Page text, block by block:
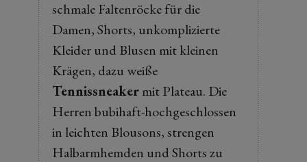
schmale Faltenröcke für die
Damen, Shorts, unkomplizierte
Kleider und Blusen mit kleinen
Krägen, dazu weiße
Tennissneakermit Plateau. Die
Herren bubihaft-hochgeschlossen
in leichten Blousons, strengen
Halbarmhemden und Shorts zu